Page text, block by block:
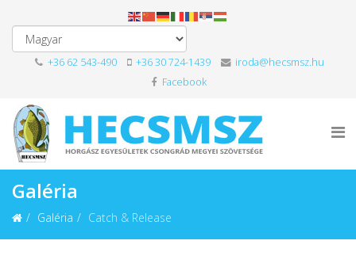
+36 62 543-490 +36 30 724-1439
iroda@hecsmsz.hu
Facebook
Galéria
Galéria Catch & Release